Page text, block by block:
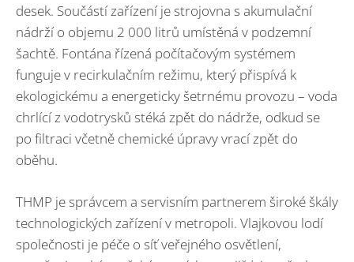
desek. Součástí zařízení je strojovna s akumulační
nádrží o objemu 2 000 litrů umístěná v podzemní
šachtě. Fontána řízená počítačovým systémem
funguje v recirkulačním režimu, který přispívá k
ekologickému a energeticky šetrnému provozu – voda
chrlící z vodotrysků stéká zpět do nádrže, odkud se
po filtraci včetně chemické úpravy vrací zpět do
oběhu.
THMP je správcem a servisním partnerem široké škály
technologických zařízení v metropoli. Vlajkovou lodí
společnosti je péče o síť veřejného osvětlení,